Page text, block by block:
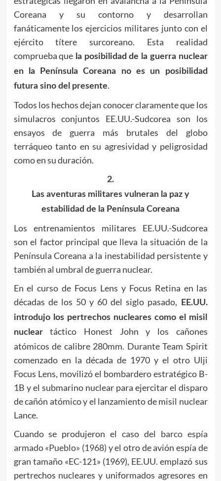
Coreana y su contorno y desarrollan
fanáticamente los ejercicios militares junto con el
ejército títere surcoreano. Esta realidad
comprueba que la posibilidad de la guerra nuclear
en la Península Coreana no es un posibilidad
futura sino del presente.
Todos los hechos dejan conocer claramente que los
simulacros conjuntos EE.UU.-Sudcorea son los
ensayos de guerra más brutales del globo
terráqueo tanto en su agresividad y peligrosidad
como en su duración.
2.
Las aventuras militares vulneran la paz y
estabilidad de la Península Coreana
Los entrenamientos militares EE.UU.-Sudcorea
son el factor principal que lleva la situación de la
Península Coreana a la inestabilidad persistente y
también al umbral de guerra nuclear.
En el curso de Focus Lens y Focus Retina en las
décadas de los 50 y 60 del siglo pasado,
EE.UU.
introdujo los pertrechos nucleares como el misil
nucleartáctico Honest John y los cañones
atómicos de calibre 280mm. Durante Team Spirit
comenzado en la década de 1970 y el otro Ulji
Focus Lens, movilizó el bombardero estratégico B-
1B y el submarino nuclear para ejercitar el disparo
de cañón atómico y el lanzamiento de misil nuclear
Lance.
Cuando se produjeron el caso del barco espía
armado «Pueblo» (1968) y el otro de avión espía de
gran tamaño «EC-121» (1969), EE.UU. emplazó sus
pertrechos nucleares y uniformados agresores en